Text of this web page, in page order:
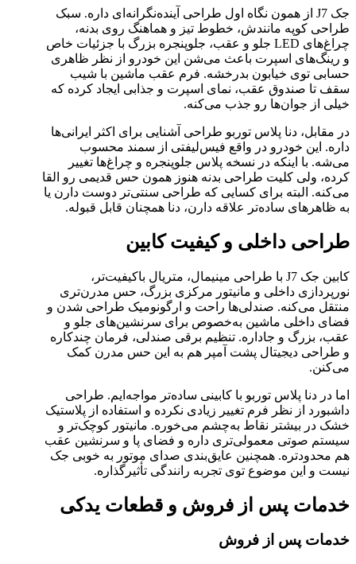
جک J7 از همون نگاه اول طراحی آینده‌نگرانه‌ای داره. سبک
طراحی کوپه مانندش، خطوط تیز و هماهنگ روی بدنه،
چراغ‌های LED جلو و عقب، جلوپنجره بزرگ با جزئیات خاص
و رینگ‌های اسپرت باعث می‌شن این خودرو از نظر ظاهری
حسابی توی خیابون بدرخشه. فرم عقب ماشین با شیب
سقف تا صندوق عقب، نمای اسپرت و جذابی ایجاد کرده که
خیلی از جوان‌ها رو جذب می‌کنه.
در مقابل، دنا پلاس توربو طراحی آشنایی برای اکثر ایرانی‌ها
داره. این خودرو در واقع فیس‌لیفتی از سمند محسوب
می‌شه. با اینکه در نسخه پلاس جلوپنجره و چراغ‌ها تغییر
کرده، ولی کلیت طراحی بدنه هنوز همون حس قدیمی رو القا
می‌کنه. البته برای کسایی که طراحی سنتی‌تر دوست دارن یا
به ظاهرهای ساده‌تر علاقه دارن، دنا همچنان قابل قبوله.
طراحی داخلی و کیفیت کابین
کابین جک J7 با طراحی مینیمال، متریال باکیفیت‌تر،
نورپردازی داخلی و مانیتور مرکزی بزرگ، حس مدرن‌تری
منتقل می‌کنه. صندلی‌ها راحت و ارگونومیک طراحی شدن و
فضای داخلی ماشین به‌خصوص برای سرنشین‌های جلو و
عقب، بزرگ و جاداره. تنظیم برقی صندلی، فرمان چندکاره
و طراحی دیجیتال پشت آمپر هم به این حس مدرن کمک
می‌کنن.
اما در دنا پلاس توربو با کابینی ساده‌تر مواجه‌ایم. طراحی
داشبورد از نظر فرم تغییر زیادی نکرده و استفاده از پلاستیک
خشک در بیشتر نقاط به‌چشم می‌خوره. مانیتور کوچک‌تر و
سیستم صوتی معمولی‌تری داره و فضای پا و سرنشین عقب
هم محدودتره. همچنین عایق‌بندی صدای موتور به خوبی جک
نیست و این موضوع توی تجربه رانندگی تأثیرگذاره.
خدمات پس از فروش و قطعات یدکی
خدمات پس از فروش